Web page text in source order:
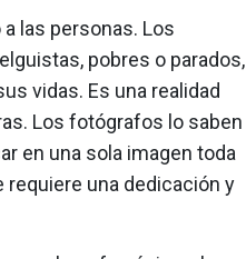
las personas. Los
pobres o parados,
vidas. Es una realidad
Los fotógrafos lo saben
en una sola imagen toda
requiere una dedicación y